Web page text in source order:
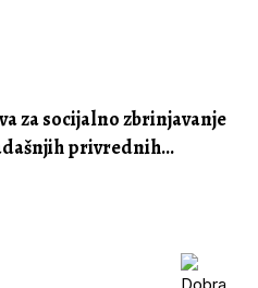
za socijalno zbrinjavanje
privrednih...